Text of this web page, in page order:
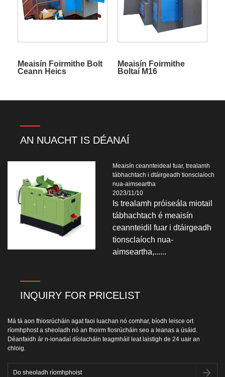
Meaisín Foirmithe Bolt
Ceann Heics
Meaisín Foirmithe
Boltaí M16
AN NUACHT IS DÉANAÍ
Meaisín ceannteideal fuar, trealamh
tábhachtach i dtáirgeadh tionsclaíoch
nua-aimseartha
2023/11/10
Is trealamh próiseála miotail
tábhachtach é meaisín
ceannteidil fuar i dtáirgeadh
tionsclaíoch nua-
aimseartha,......
INQUIRY FOR PRICELIST
Má tá aon fhiosrúcháin agat faoi luachan nó comhar, bíodh leisce ort
ríomhphost a sheoladh nó an fhoirm fiosrúcháin seo a leanas a úsáid.
Déanfaidh ár n-ionadaí díolacháin teagmháil leat laistigh de 24 uair an
chloig.